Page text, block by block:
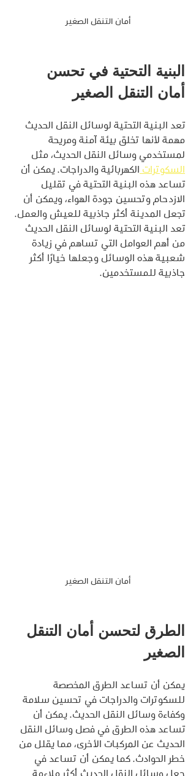
أمان التنقل الصغير
البنية التحتية في تحسن
أمان التنقل الصغير
تعد البنية التحتية لوسائل النقل الحديث
مهمة لأنها تخلق بيئة آمنة ومريحة
لمستخدمي وسائل النقل الحديث، مثل
السكوترات
الكهربائية والدراجات. يمكن أن
تساعد هذه البنية التحتية في تقليل
الازدحام وتحسين جودة الهواء، ويمكن أن
تجعل المدينة أكثر جاذبية للعيش والعمل.
تعد البنية التحتية لوسائل النقل الحديث
من أهم العوامل التي تساهم في زيادة
شعبية هذه الوسائل وجعلها خيارًا أكثر
جاذبية للمستخدمين.
أمان التنقل الصغير
الطرق لتحسن أمان التنقل
الصغير
يمكن أن تساعد الطرق المخصصة
للسكوترات والدراجات في تحسين سلامة
وكفاءة وسائل النقل الحديث. يمكن أن
تساعد هذه الطرق في فصل وسائل النقل
الحديث عن المركبات الأخرى، مما يقلل من
خطر الحوادث. كما يمكن أن تساعد في
جعل وسائل النقل الحديث أكثر ملاءمة